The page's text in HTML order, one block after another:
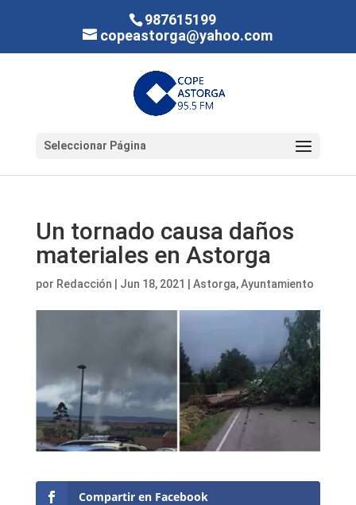
987615199
copeastorga@yahoo.com
Seleccionar Página
Un tornado causa daños
materiales en Astorga
por Redacción Jun 18, 2021 Astorga,Ayuntamiento
Compartir en Facebook